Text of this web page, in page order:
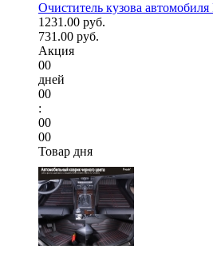
Очиститель кузова
1231.00 руб.
731.00 руб.
Акция
00
дней
00
:
00
00
Товар дня